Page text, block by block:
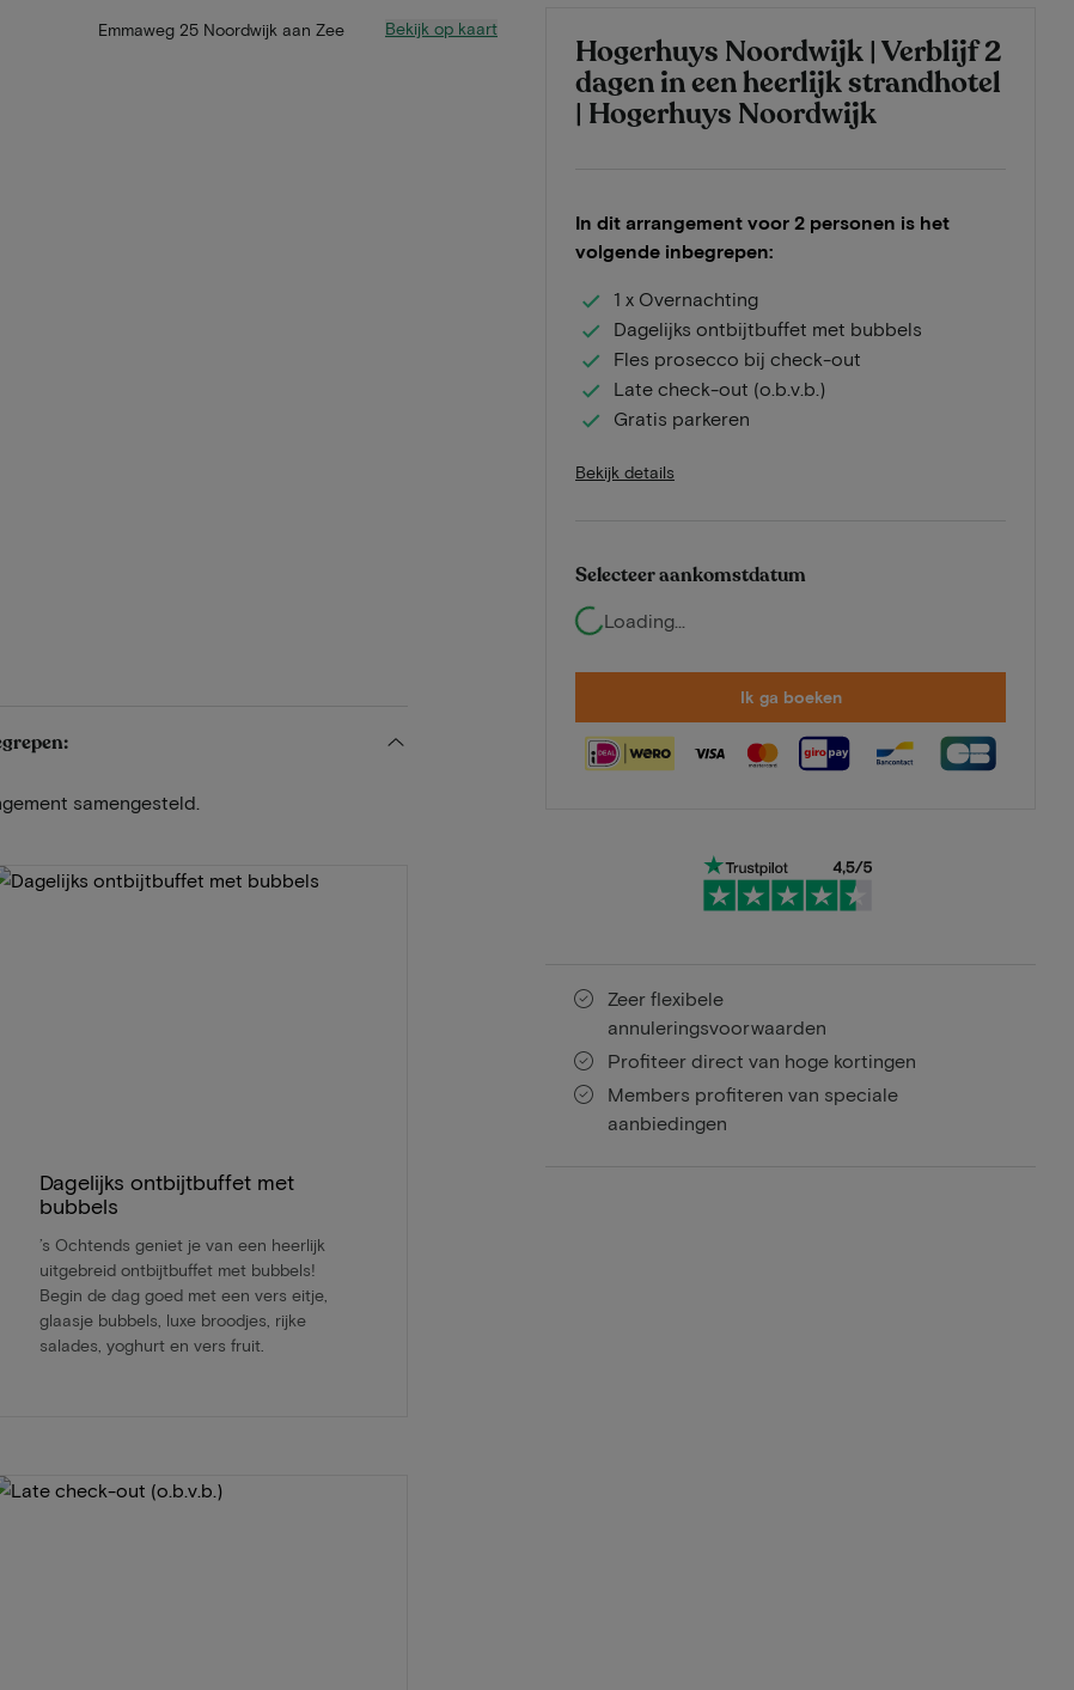
Hogerhuys Noordwijk | Verblijf 2
dagen in een heerlijk strandhotel
| Hogerhuys Noordwijk
In dit arrangement voor 2 personen is het
volgende inbegrepen:
1 x Overnachting
Dagelijks ontbijtbuffet met bubbels
Fles prosecco bij check-out
Late check-out (o.b.v.b.)
Gratis parkeren
Bekijk details
Selecteer aankomstdatum
Loading...
Ik ga boeken
Zeer flexibele
annuleringsvoorwaarden
Profiteer direct van hoge kortingen
Members profiteren van speciale
aanbiedingen
Emmaweg 25 Noordwijk aan Zee Bekijk op kaart
samengesteld.
Dagelijks ontbijtbuffet met
bubbels
’s Ochtends geniet je van een heerlijk
uitgebreid ontbijtbuffet met bubbels!
Begin de dag goed met een vers eitje,
glaasje bubbels, luxe broodjes, rijke
salades, yoghurt en vers fruit.